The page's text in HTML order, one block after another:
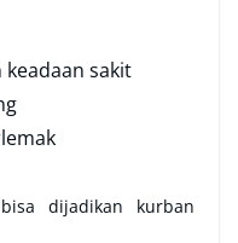
keadaan sakit
dijadikan kurban